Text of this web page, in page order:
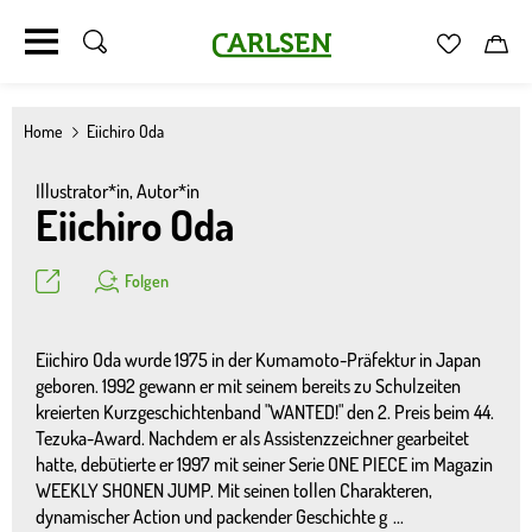
zum
Carlsen
Home Eiichiro Oda
Eiichiro Oda
Illustrator*in,Autor*in
Teilen Folgen
Eiichiro Oda wurde 1975 in der Kumamoto-Präfektur in Japan
geboren. 1992 gewann er mit seinem bereits zu Schulzeiten
kreierten Kurzgeschichtenband "WANTED!" den 2. Preis beim 44.
Tezuka-Award. Nachdem er als Assistenzzeichner gearbeitet
hatte, debütierte er 1997 mit seiner Serie ONE PIECE im Magazin
WEEKLY SHONEN JUMP. Mit seinen tollen Charakteren,
dynamischer Action und packender Geschichte g ...